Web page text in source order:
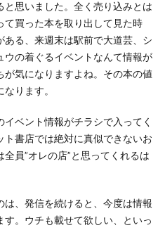
思いました。全く売り込みとは
買った本を取り出して見た時
る、来週末は駅前で大道芸、シ
ウの着ぐるイベントなんて情報が
気になりますよね。その本の値
ります。
ベント情報がチラシで入ってく
書店では絶対に真似できないお
員”オレの店”と思ってくれるは
、発信を続けると、今度は情報
。ウチも載せて欲しい、といっ